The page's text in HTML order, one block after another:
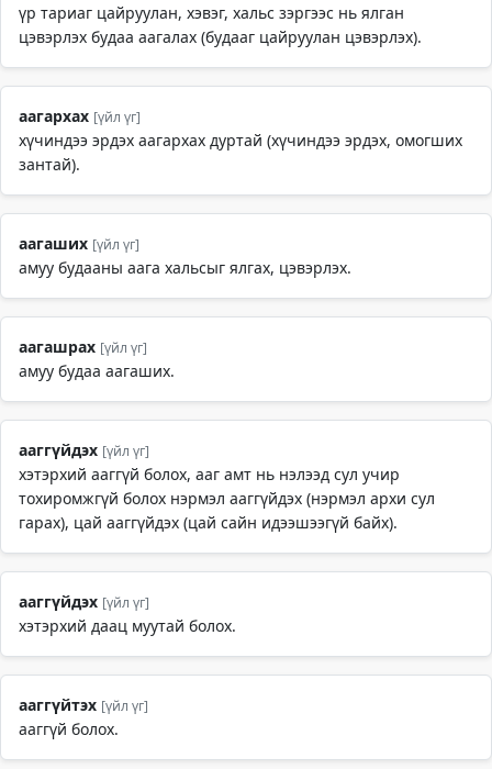
үр тариаг цайруулан, хэвэг, хальс зэргээс нь ялган
цэвэрлэх будаа аагалах (будааг цайруулан цэвэрлэх).
аагархах [үйл үг]
хүчиндээ эрдэх аагархах дуртай (хүчиндээ эрдэх, омогших
зантай).
аагаших [үйл үг]
амуу будааны аага хальсыг ялгах, цэвэрлэх.
аагашрах [үйл үг]
амуу будаа аагаших.
ааггүйдэх [үйл үг]
хэтэрхий ааггүй болох, ааг амт нь нэлээд сул учир
тохиромжгүй болох нэрмэл ааггүйдэх (нэрмэл архи сул
гарах), цай ааггүйдэх (цай сайн идээшээгүй байх).
ааггүйдэх [үйл үг]
хэтэрхий даац муутай болох.
ааггүйтэх [үйл үг]
ааггүй болох.